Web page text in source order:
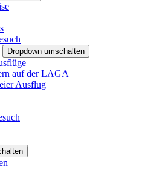
Dropdown umschalten
auf der LAGA
Ausflug